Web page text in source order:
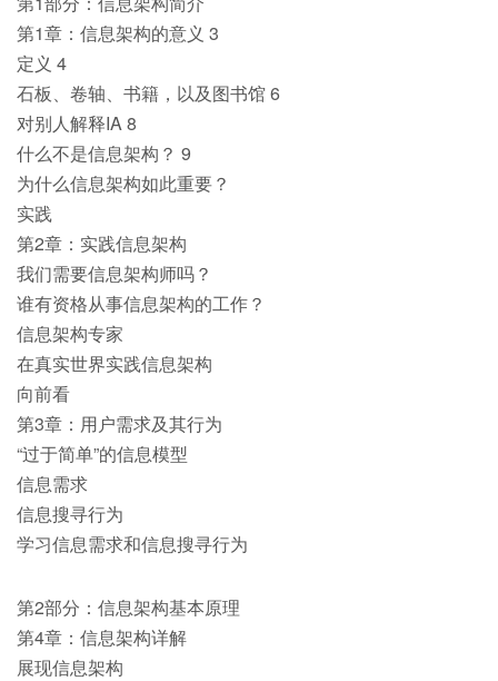
第1章：信息架构的意义 3
定义 4
石板、卷轴、书籍，以及图书馆 6
对别人解释IA 8
什么不是信息架构？ 9
为什么信息架构如此重要？
实践
第2章：实践信息架构
我们需要信息架构师吗？
谁有资格从事信息架构的工作？
信息架构专家
在真实世界实践信息架构
向前看
第3章：用户需求及其行为
“过于简单”的信息模型
信息需求
信息搜寻行为
学习信息需求和信息搜寻行为
第2部分：信息架构基本原理
第4章：信息架构详解
展现信息架构